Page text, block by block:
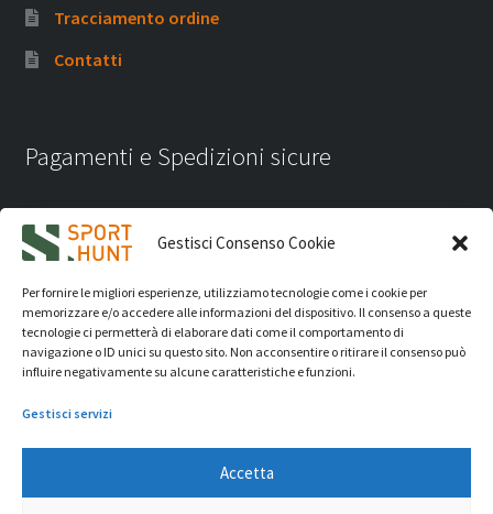
Gestisci Consenso Cookie
Per fornire le migliori esperienze, utilizziamo tecnologie come i cookie per
memorizzare e/o accedere alle informazioni del dispositivo. Il consenso a queste
tecnologie ci permetterà di elaborare dati come il comportamento di
navigazione o ID unici su questo sito. Non acconsentire o ritirare il consenso può
influire negativamente su alcune caratteristiche e funzioni.
Gestisci servizi
Accetta
Tracciamento ordine
Contatti
Pagamenti e Spedizioni sicure
iVision Communication S.r.l.- P.Iva 04233830407 - REA: RN